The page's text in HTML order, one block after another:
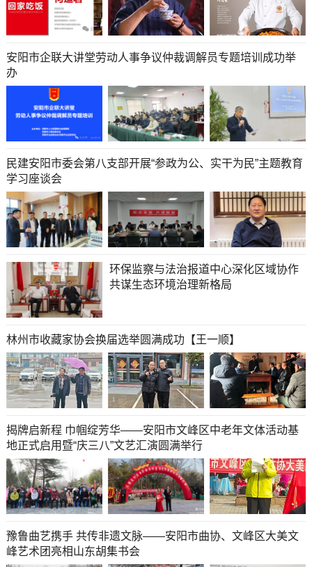
安阳市企联大讲堂劳动人事争议仲裁调解员专题培训成功举
办
民建安阳市委会第八支部开展“参政为公、实干为民”主题教育
学习座谈会
环保监察与法治报道中心深化区域协作
共谋生态环境治理新格局
林州市收藏家协会换届选举圆满成功【王一顺】
揭牌启新程 巾帼绽芳华——安阳市文峰区中老年文体活动基
地正式启用暨“庆三八”文艺汇演圆满举行
豫鲁曲艺携手 共传非遗文脉——安阳市曲协、文峰区大美文
峰艺术团亮相山东胡集书会